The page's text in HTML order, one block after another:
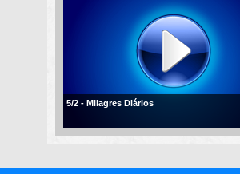
5/2 - Milagres Diários